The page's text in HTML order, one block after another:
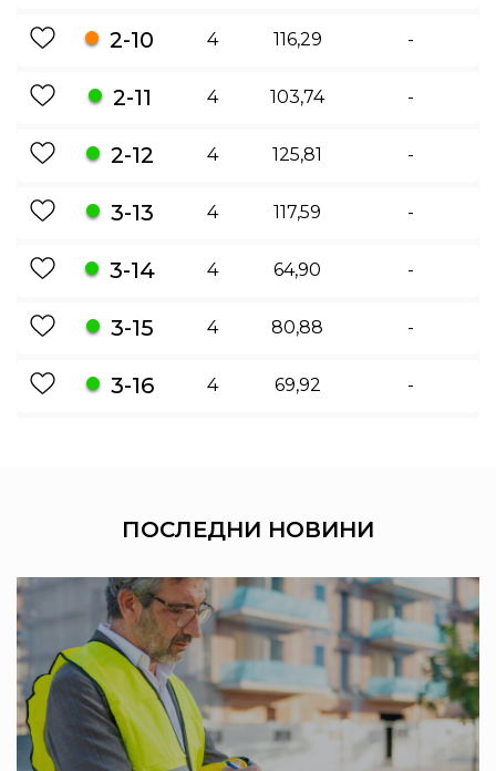
2-10 4 116,29 -
2-11 4 103,74 -
2-12 4 125,81 -
3-13 4 117,59 -
3-14 4 64,90 -
3-15 4 80,88 -
3-16 4 69,92 -
ПОСЛЕДНИ НОВИНИ